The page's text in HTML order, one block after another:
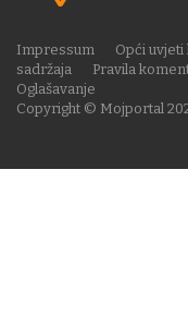
Copyright © Mojportal
Impressum Opći
sadržaja
Pravila
Oglašavanje